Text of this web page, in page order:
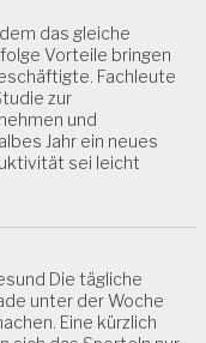
das gleiche
Vorteile bringen
Fachleute
zur
und
Jahr ein neues
sei leicht
Die tägliche
unter der Woche
Eine kürzlich